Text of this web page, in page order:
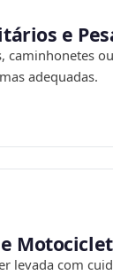
e
caminhonetes
adequadas.
levada com